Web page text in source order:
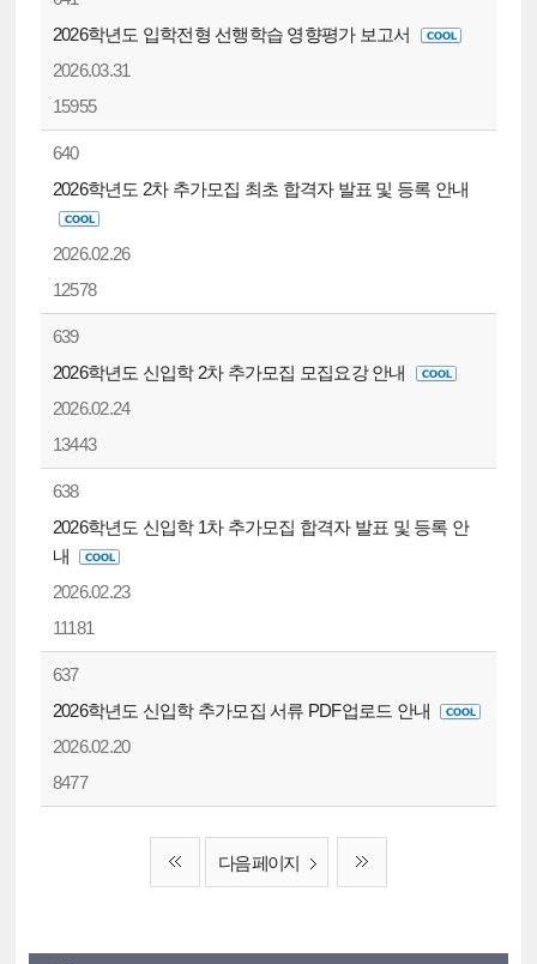
2026학년도 입학전형 선행학습 영향평가 보고서
2026.03.31
15955
640
2026학년도 2차 추가모집 최초 합격자 발표 및 등록 안내
2026.02.26
12578
639
2026학년도 신입학 2차 추가모집 모집요강 안내
2026.02.24
13443
638
2026학년도 신입학 1차 추가모집 합격자 발표 및 등록 안
내
2026.02.23
11181
637
2026학년도 신입학 추가모집 서류 PDF업로드 안내
2026.02.20
8477
다음 페이지